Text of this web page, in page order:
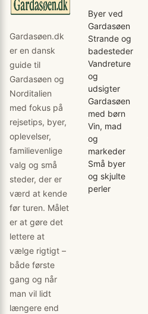
Gardasøen.dk
er en dansk
guide til
Gardasøen og
Norditalien
med fokus på
rejsetips, byer,
oplevelser,
familievenlige
valg og små
steder, der er
værd at kende
før turen. Målet
er at gøre det
lettere at
vælge rigtigt –
både første
gang og når
man vil lidt
længere end
Byer ved
Gardasøen
Strande og
badesteder
Vandreture
og
udsigter
Gardasøen
med børn
Vin, mad
og
markeder
Små byer
og skjulte
perler